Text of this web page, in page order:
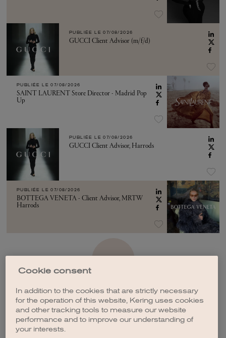
PUBLIÉE LE 07/08/2026
GUCCI Client Advisor (m/f/d)
PUBLIÉE LE 07/08/2026
SAINT LAURENT Store Director - Madrid Pop
Up
PUBLIÉE LE 07/08/2026
GUCCI Client Advisor, Harrods
PUBLIÉE LE 07/08/2026
BOTTEGA VENETA - Client Advisor, MRTW
Harrods
CRÉER UNE ALERTE
Cookie consent
In addition to the cookies that are strictly necessary
for the operation of this website, Kering uses cookies
and other tracking tools to measure our website
performance and to improve our understanding of
your interests.